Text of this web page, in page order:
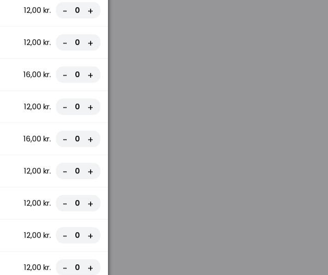
12,00 kr. - +
12,00 kr. - +
16,00 kr. - +
12,00 kr. - +
16,00 kr. - +
12,00 kr. - +
12,00 kr. - +
12,00 kr. - +
12,00 kr. - +